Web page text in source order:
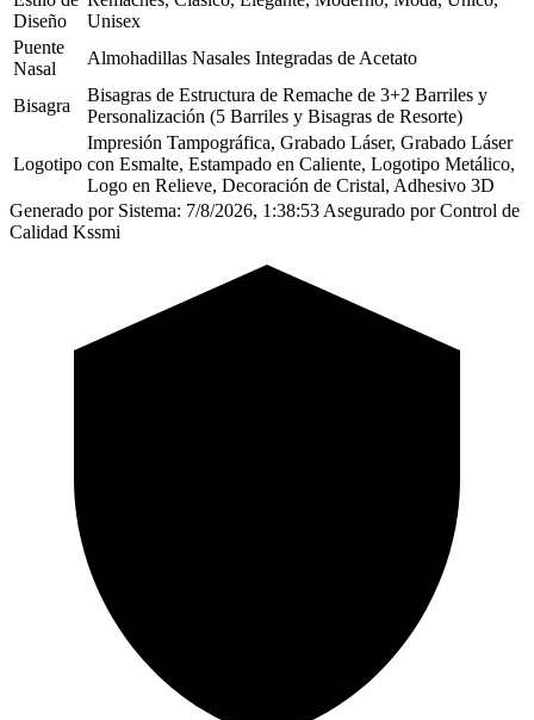
Diseño
Unisex
Puente
Nasal
Almohadillas Nasales Integradas de Acetato
Bisagra
Bisagras de Estructura de Remache de 3+2 Barriles y
Personalización (5 Barriles y Bisagras de Resorte)
Logotipo
Impresión Tampográfica, Grabado Láser, Grabado Láser
con Esmalte, Estampado en Caliente, Logotipo Metálico,
Logo en Relieve, Decoración de Cristal, Adhesivo 3D
Generado por Sistema: 7/8/2026, 1:38:53 Asegurado por Control de
Calidad Kssmi